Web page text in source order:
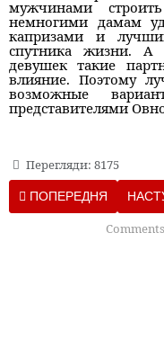
мужчинами
немногими дамам
капризами и
спутника жизни.
девушек такие
влияние. Поэтому
возможные
представителями
Перегляди: 8175
ПОПЕРЕДНЯ СТАТТЯ:
ПОПЕРЕДНЯ